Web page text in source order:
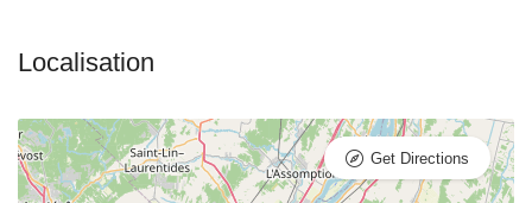
Get Directions